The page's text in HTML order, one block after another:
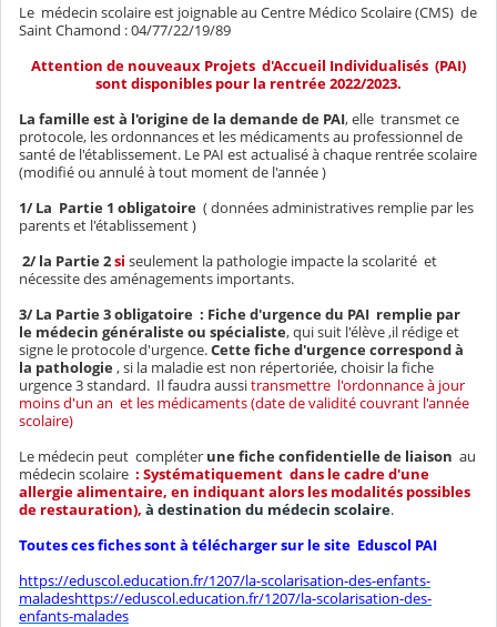
Le médecin scolaire est joignable au Centre Médico Scolaire (CMS) de
Saint Chamond : 04/77/22/19/89
Attention de nouveaux Projets d'Accueil Individualisés (PAI)
sont disponibles pour la rentrée 2022/2023.
La famille est à l'origine de la demande de PAI, elle transmet ce
protocole, les ordonnances et les médicaments au professionnel de
santé de l'établissement. Le PAI est actualisé à chaque rentrée scolaire
(modifié ou annulé à tout moment de l'année )
1/ La Partie 1 obligatoire ( données administratives remplie par les
parents et l'établissement )
2/ la Partie 2si seulement la pathologie impacte la scolarité et
nécessite des aménagements importants.
3/ La Partie 3 obligatoire : Fiche d'urgence du PAI remplie par
le médecin généraliste ou spécialiste, qui suit l'élève ,il rédige et
signe le protocole d'urgence.Cette fiche d'urgence correspond à
la pathologie, si la maladie est non répertoriée, choisir la fiche
urgence 3 standard. Il faudra aussitransmettre l'ordonnance à jour
moins d'un an et les médicaments (date de validité couvrant l'année
scolaire)
Le médecin peut compléter une fiche confidentielle de liaison au
médecin scolaire : Systématiquement dans le cadre d'une
allergie alimentaire, en indiquant alors les modalités possibles
de restauration), à destination du médecin scolaire.
Toutes ces fiches sont à télécharger sur le site Eduscol PAI
https://eduscol.education.fr/1207/la-scolarisation-des-enfants-
maladeshttps://eduscol.education.fr/1207/la-scolarisation-des-
enfants-malades